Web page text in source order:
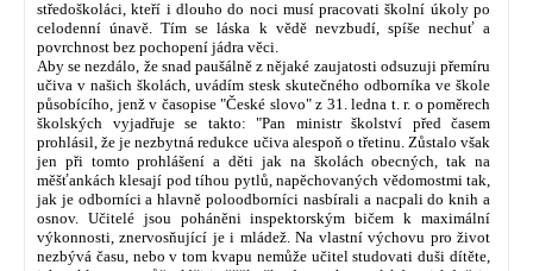
středoškoláci, kteří i dlouho do noci musí pracovati školní úkoly po
celodenní únavě. Tím se láska k vědě nevzbudí, spíše nechuť a
povrchnost bez pochopení jádra věci.
Aby se nezdálo, že snad paušálně z nějaké zaujatosti odsuzuji přemíru
učiva v našich školách, uvádím stesk skutečného odborníka ve škole
působícího, jenž v časopise "České slovo" z 31. ledna t. r. o poměrech
školských vyjadřuje se takto: "Pan ministr školství před časem
prohlásil, že je nezbytná redukce učiva alespoň o třetinu. Zůstalo však
jen při tomto prohlášení a děti jak na školách obecných, tak na
měšťankách klesají pod tíhou pytlů, napěchovaných vědomostmi tak,
jak je odborníci a hlavně poloodborníci nasbírali a nacpali do knih a
osnov. Učitelé jsou poháněni inspektorským bičem k maximální
výkonnosti, znervosňující je i mládež. Na vlastní výchovu pro život
nezbývá času, nebo v tom kvapu nemůže učitel studovati duši dítěte,